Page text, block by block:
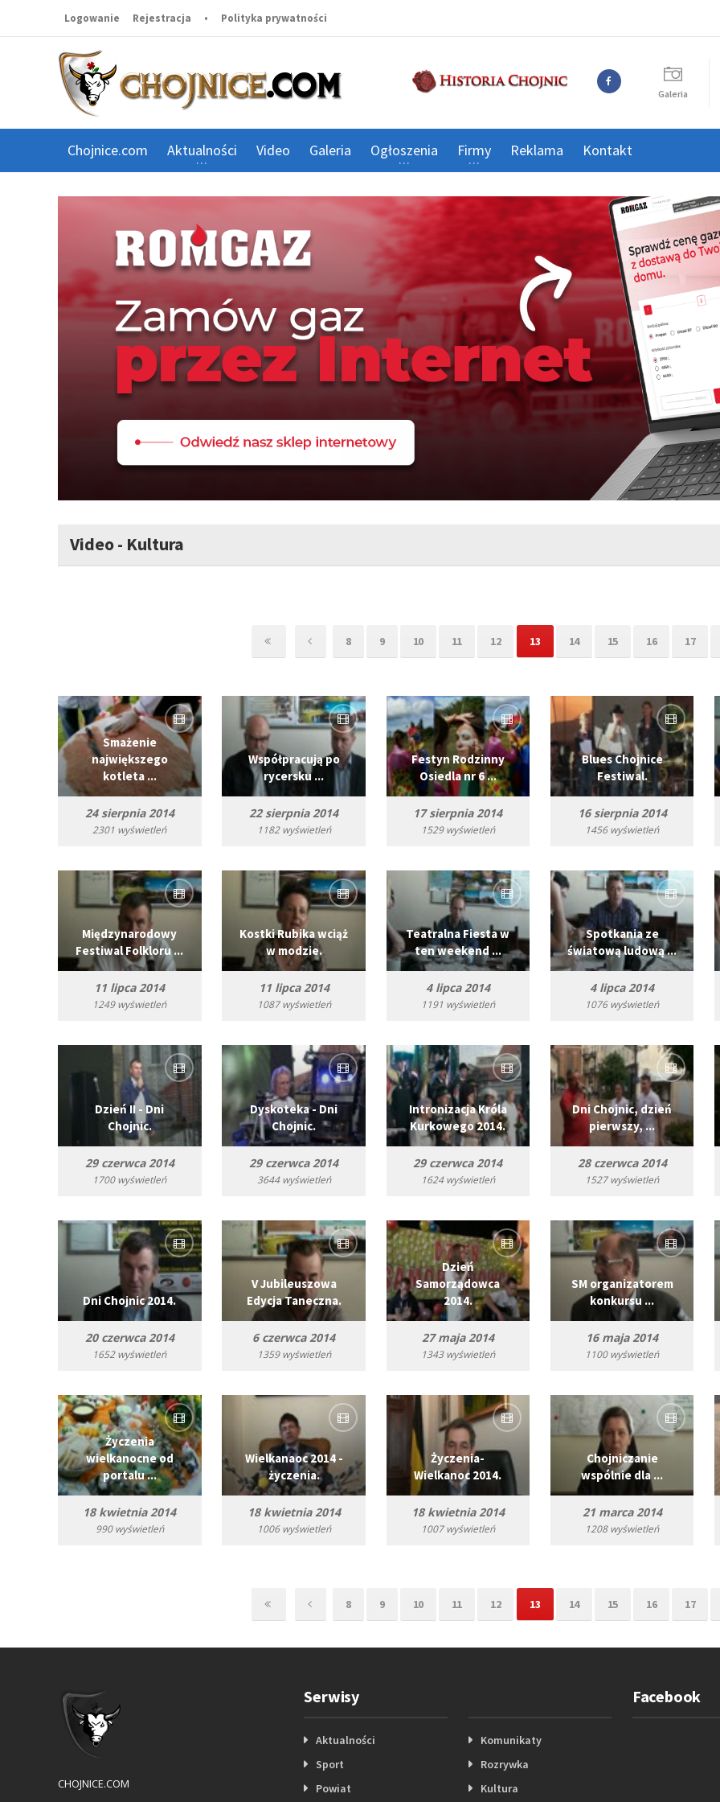
Logowanie Rejestracja • Polityka prywatności
Galeria
Chojnice.com Aktualności Video Galeria Ogłoszenia Firmy Reklama Kontakt
Video - Kultura
8 9 10 11 12 13 14 15 16 17
Smażenie
największego
kotleta ...
24 sierpnia 2014
2301 wyświetleń
Współpracują po
rycersku ...
22 sierpnia 2014
1182 wyświetleń
Festyn Rodzinny
Osiedla nr 6 ...
17 sierpnia 2014
1529 wyświetleń
Blues Chojnice
Festiwal.
16 sierpnia 2014
1456 wyświetleń
Międzynarodowy
Festiwal Folkloru ...
11 lipca 2014
1249 wyświetleń
Kostki Rubika wciąż
w modzie.
11 lipca 2014
1087 wyświetleń
Teatralna Fiesta w
ten weekend ...
4 lipca 2014
1191 wyświetleń
Spotkania ze
światową ludową ...
4 lipca 2014
1076 wyświetleń
Dzień II - Dni
Chojnic.
29 czerwca 2014
1700 wyświetleń
Dyskoteka - Dni
Chojnic.
29 czerwca 2014
3644 wyświetleń
Intronizacja Króla
Kurkowego 2014.
29 czerwca 2014
1624 wyświetleń
Dni Chojnic, dzień
pierwszy, ...
28 czerwca 2014
1527 wyświetleń
Dni Chojnic 2014.
20 czerwca 2014
1652 wyświetleń
V Jubileuszowa
Edycja Taneczna.
6 czerwca 2014
1359 wyświetleń
Dzień
Samorządowca
2014.
27 maja 2014
1343 wyświetleń
SM organizatorem
konkursu ...
16 maja 2014
1100 wyświetleń
Życzenia
wielkanocne od
portalu ...
18 kwietnia 2014
990 wyświetleń
Wielkanaoc 2014 -
życzenia.
18 kwietnia 2014
1006 wyświetleń
Życzenia-
Wielkanoc 2014.
18 kwietnia 2014
1007 wyświetleń
Chojniczanie
wspólnie dla ...
21 marca 2014
1208 wyświetleń
8 9 10 11 12 13 14 15 16 17
CHOJNICE.COM
Serwisy
Aktualności
Sport
Powiat
Komunikaty
Rozrywka
Kultura
Facebook